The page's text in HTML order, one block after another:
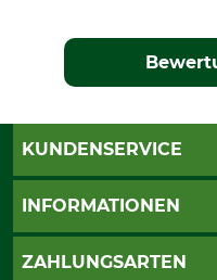
KUNDENSERVICE
Live-Shopping
INFORMATIONEN
AGB
ZAHLUNGSARTEN